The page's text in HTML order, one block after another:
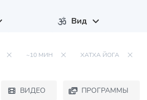
Вид
~10 МИН ХАТХА ЙОГА
ВИДЕО ПРОГРАММЫ